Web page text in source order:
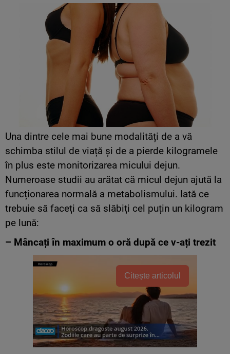
Una dintre cele mai bune modalități de a vă
schimba stilul de viață și de a pierde kilogramele
în plus este monitorizarea micului dejun.
Numeroase studii au arătat că micul dejun ajută la
funcționarea normală a metabolismului. Iată ce
trebuie să faceți ca să slăbiți cel puțin un kilogram
pe lună:
– Mâncați în maximum o oră după ce v-ați trezit
Citește articolul